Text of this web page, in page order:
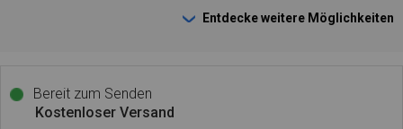
Entdecke weitere Möglichkeiten
Bereit zum Senden
Kostenloser Versand